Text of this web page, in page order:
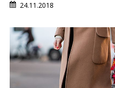
24.11.2018